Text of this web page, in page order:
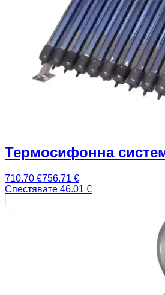
Термосифонна
710.70 €756.71 €
Спестявате 46.01 €